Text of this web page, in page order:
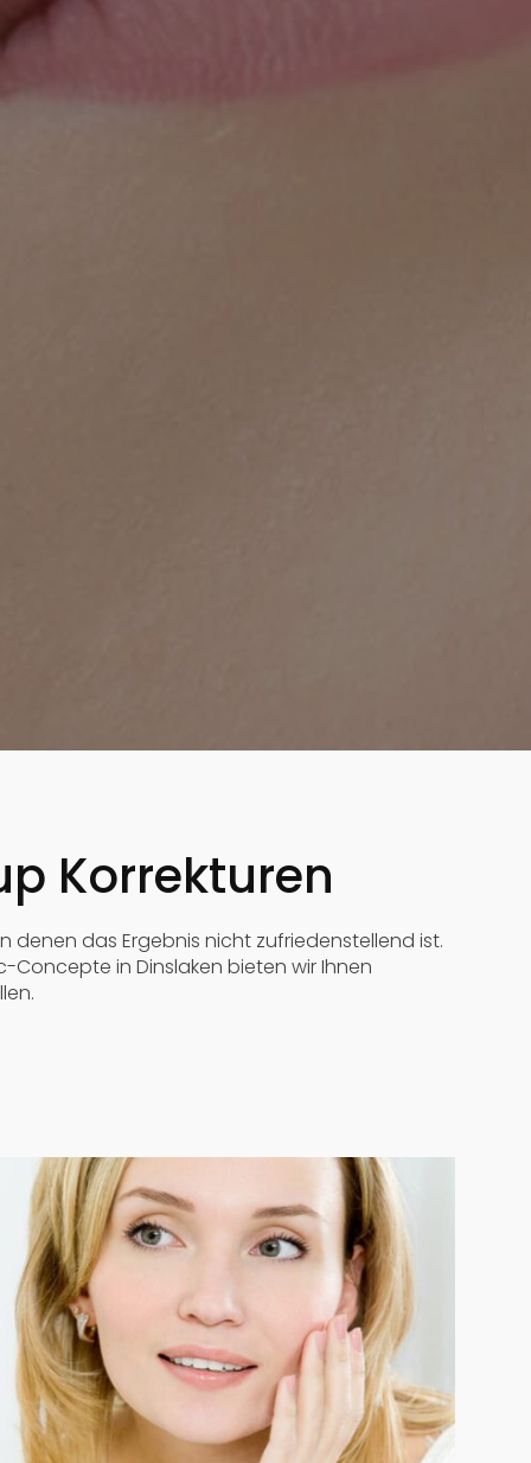
Korrekturen
denen das Ergebnis nicht zufriedenstellend ist.
Concepte in Dinslaken bieten wir Ihnen